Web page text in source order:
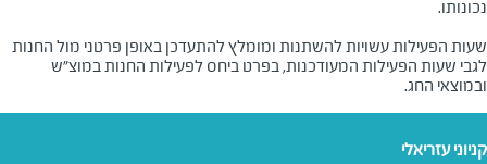
שעות הפעילות עשויות להשתנות ומומלץ להתעדכן באופן פרטני מול החנות
לגבי שעות הפעילות המעודכנות, בפרט ביחס לפעילות החנות במוצ"ש
ובמוצאי החג.
קניוני עזריאלי